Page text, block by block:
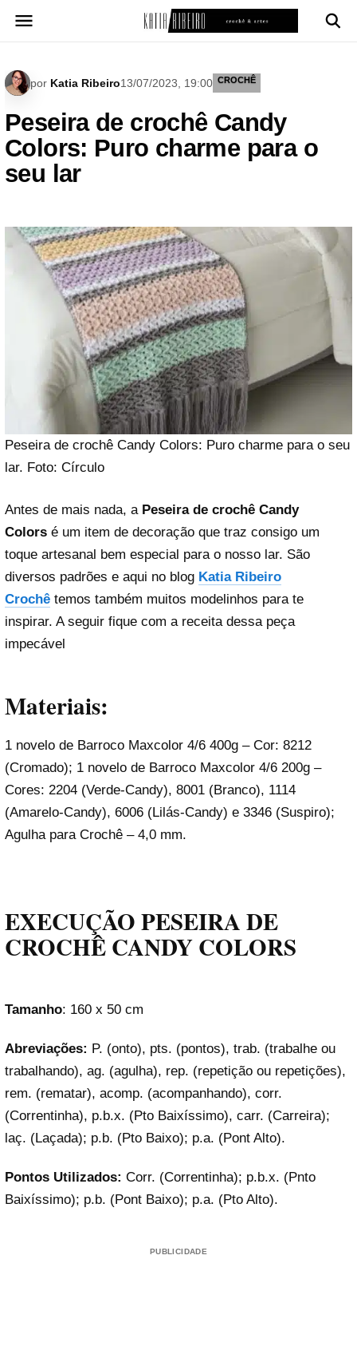
para
por Katia Ribeiro13/07/2023, 19:00 CROCHÊ
Peseira de crochê Candy
Colors: Puro charme para o
seu lar
Peseira de crochê Candy Colors: Puro charme para o seu
lar. Foto: Círculo
Antes de mais nada, a Peseira de crochê Candy
Colors é um item de decoração que traz consigo um
toque artesanal bem especial para o nosso lar. São
diversos padrões e aqui no blog Katia Ribeiro
Crochê temos também muitos modelinhos para te
inspirar. A seguir fique com a receita dessa peça
impecável
Materiais:
1 novelo de Barroco Maxcolor 4/6 400g – Cor: 8212
(Cromado); 1 novelo de Barroco Maxcolor 4/6 200g –
Cores: 2204 (Verde-Candy), 8001 (Branco), 1114
(Amarelo-Candy), 6006 (Lilás-Candy) e 3346 (Suspiro);
Agulha para Crochê – 4,0 mm.
EXECUÇÃO PESEIRA DE
CROCHÊ CANDY COLORS
Tamanho: 160 x 50 cm
Abreviações: P. (onto), pts. (pontos), trab. (trabalhe ou
trabalhando), ag. (agulha), rep. (repetição ou repetições),
rem. (rematar), acomp. (acompanhando), corr.
(Correntinha), p.b.x. (Pto Baixíssimo), carr. (Carreira);
laç. (Laçada); p.b. (Pto Baixo); p.a. (Pont Alto).
Pontos Utilizados: Corr. (Correntinha); p.b.x. (Pnto
Baixíssimo); p.b. (Pont Baixo); p.a. (Pto Alto).
PUBLICIDADE